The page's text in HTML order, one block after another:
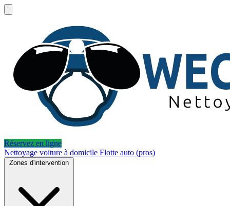
Réservez en ligne
Nettoyage voiture à domicile Flotte auto (pros)
Zones d'intervention